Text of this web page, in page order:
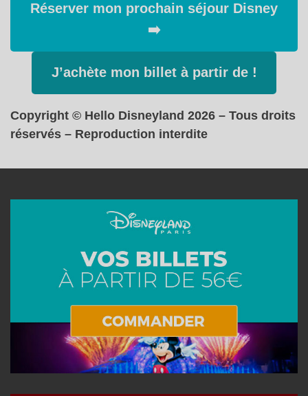
Réserver mon prochain séjour Disney
➡️
J’achète mon billet à partir de !
Copyright © Hello Disneyland 2026 – Tous droits
réservés – Reproduction interdite